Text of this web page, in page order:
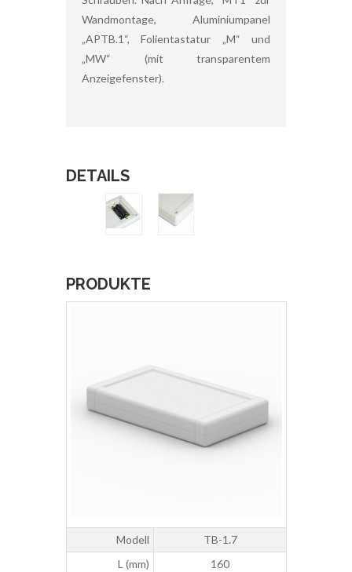
Wandmontage, Aluminiumpanel
„APTB.1“, Folientastatur „M“ und
„MW“ (mit transparentem
Anzeigefenster).
DETAILS
PRODUKTE
Modell
TB-1.7
L (mm)
160